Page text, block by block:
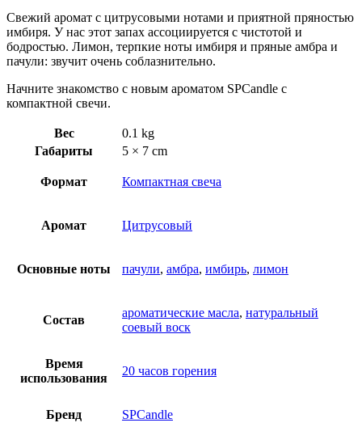
Свежий аромат с цитрусовыми нотами и приятной пряностью
имбиря. У нас этот запах ассоциируется с чистотой и
бодростью. Лимон, терпкие ноты имбиря и пряные амбра и
пачули: звучит очень соблазнительно.
Начните знакомство с новым ароматом SPCandle с
компактной свечи.
Вес
0.1 kg
Габариты
5 × 7 cm
Формат Компактная свеча
Аромат Цитрусовый
Основные ноты пачули, амбра, имбирь, лимон
Состав
ароматические масла, натуральный
соевый воск
Время
использования
20 часов горения
Бренд SPCandle